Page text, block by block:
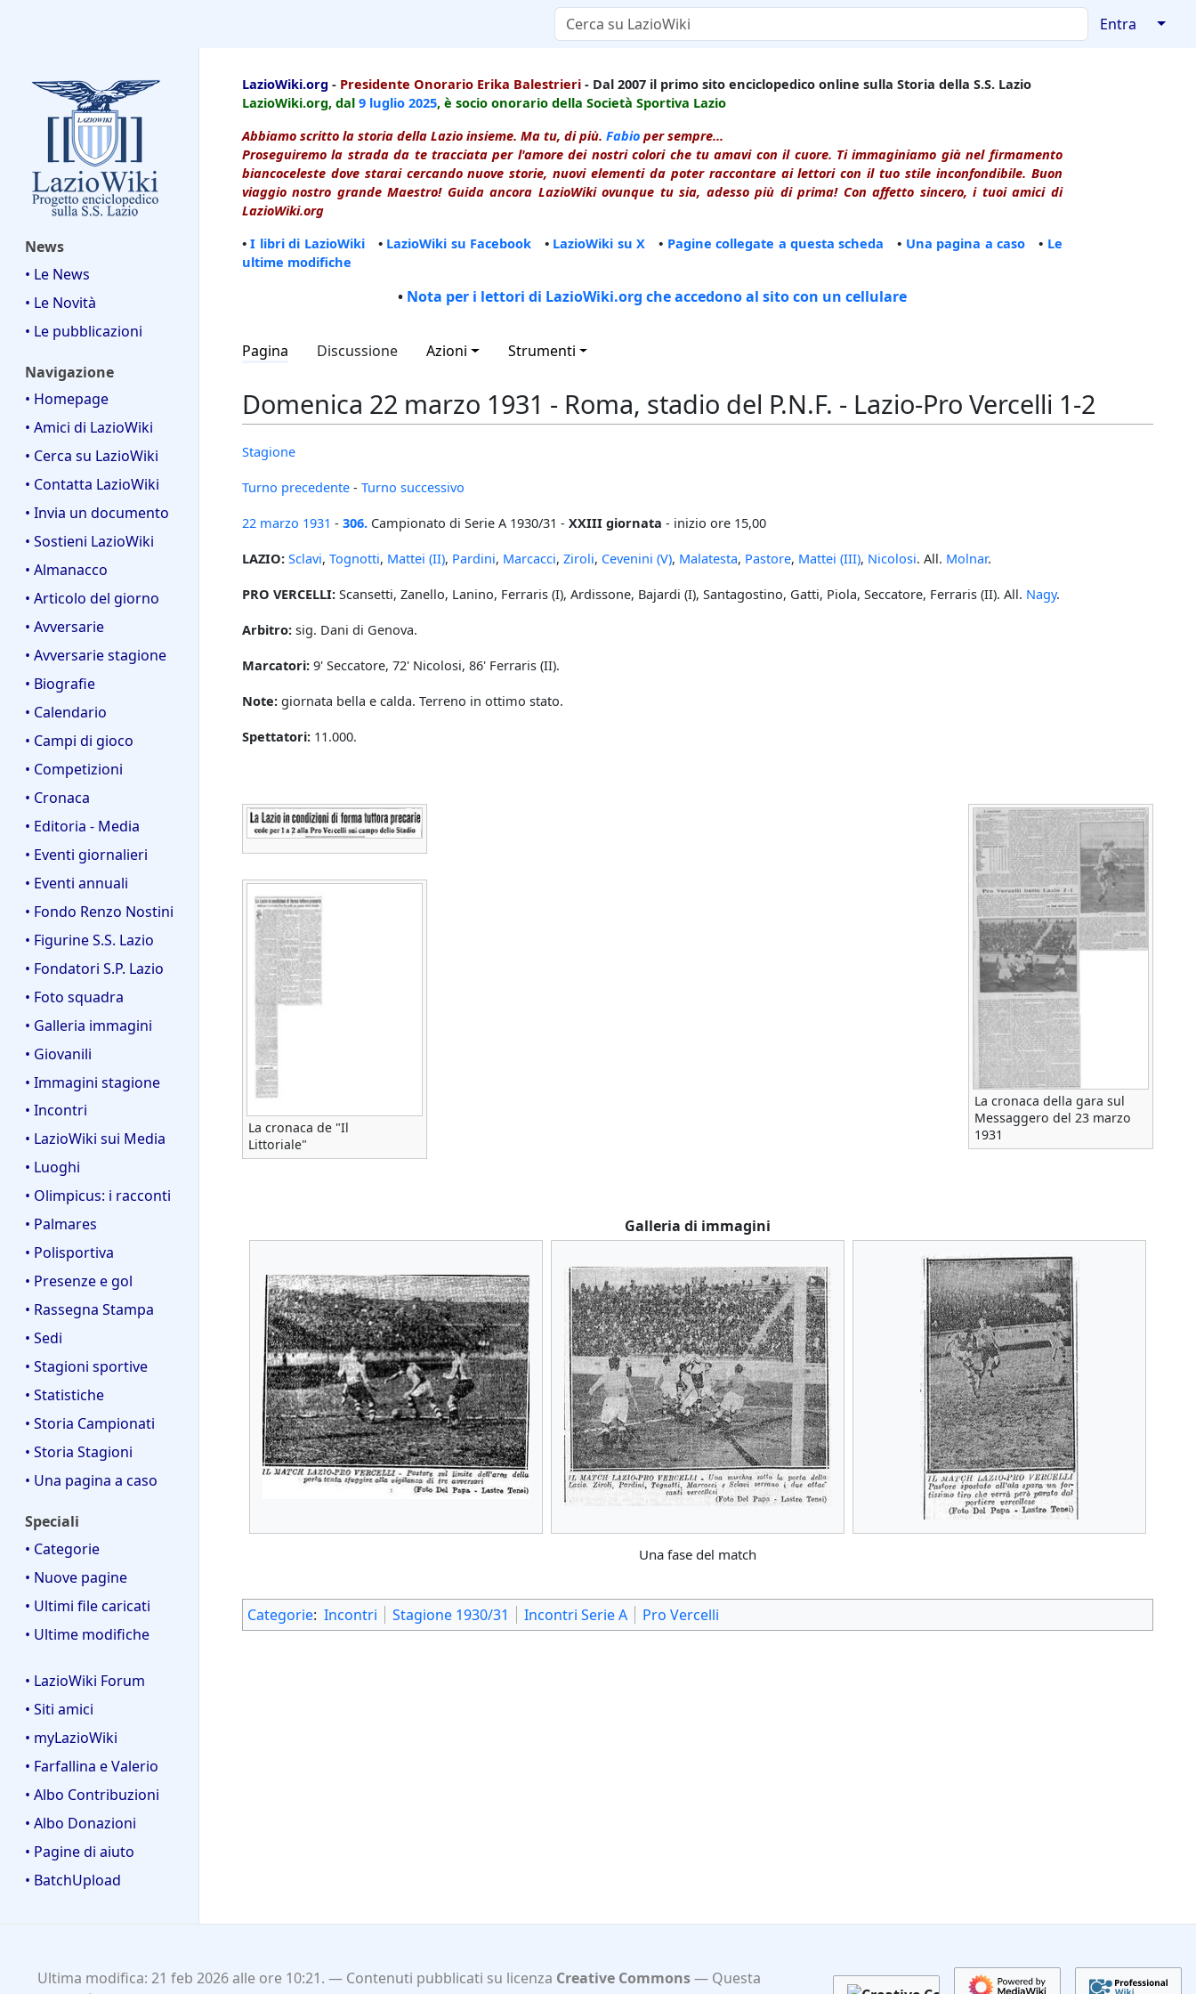
Entra ↓
News
• Le News
• Le Novità
• Le pubblicazioni
Navigazione
• Homepage
• Amici di LazioWiki
• Cerca su LazioWiki
• Contatta LazioWiki
• Invia un documento
• Sostieni LazioWiki
• Almanacco
• Articolo del giorno
• Avversarie
• Avversarie stagione
• Biografie
• Calendario
• Campi di gioco
• Competizioni
• Cronaca
• Editoria - Media
• Eventi giornalieri
• Eventi annuali
• Fondo Renzo Nostini
• Figurine S.S. Lazio
• Fondatori S.P. Lazio
• Foto squadra
• Galleria immagini
• Giovanili
• Immagini stagione
• Incontri
• LazioWiki sui Media
• Luoghi
• Olimpicus: i racconti
• Palmares
• Polisportiva
• Presenze e gol
• Rassegna Stampa
• Sedi
• Stagioni sportive
• Statistiche
• Storia Campionati
• Storia Stagioni
• Una pagina a caso
Speciali
• Categorie
• Nuove pagine
• Ultimi file caricati
• Ultime modifiche
• LazioWiki Forum
• Siti amici
• myLazioWiki
• Farfallina e Valerio
• Albo Contribuzioni
• Albo Donazioni
• Pagine di aiuto
• BatchUpload
LazioWiki.org - Presidente Onorario Erika Balestrieri - Dal 2007 il primo sito enciclopedico online sulla Storia della S.S. Lazio
LazioWiki.org, dal 9 luglio 2025, è socio onorario della Società Sportiva Lazio
Abbiamo scritto la storia della Lazio insieme. Ma tu, di più. Fabio per sempre...
Proseguiremo la strada da te tracciata per l'amore dei nostri colori che tu amavi con il cuore. Ti immaginiamo già nel firmamento
biancoceleste dove starai cercando nuove storie, nuovi elementi da poter raccontare ai lettori con il tuo stile inconfondibile. Buon
viaggio nostro grande Maestro! Guida ancora LazioWiki ovunque tu sia, adesso più di prima! Con affetto sincero, i tuoi amici di
LazioWiki.org
•I libri di LazioWiki• LazioWiki su Facebook • LazioWiki su X • Pagine collegate a questa scheda • Una pagina a caso • Le
ultime modifiche
• Nota per i lettori di LazioWiki.org che accedono al sito con un cellulare
Pagina Discussione Azioni Strumenti
Domenica 22 marzo 1931 - Roma, stadio del P.N.F. - Lazio-Pro Vercelli 1-2
Stagione
Turno precedente - Turno successivo
22 marzo 1931 - 306. Campionato di Serie A 1930/31 - XXIII giornata - inizio ore 15,00
LAZIO: Sclavi, Tognotti, Mattei (II), Pardini, Marcacci, Ziroli, Cevenini (V), Malatesta, Pastore, Mattei (III), Nicolosi. All. Molnar.
PRO VERCELLI: Scansetti, Zanello, Lanino, Ferraris (I), Ardissone, Bajardi (I), Santagostino, Gatti, Piola, Seccatore, Ferraris (II). All. Nagy.
Arbitro: sig. Dani di Genova.
Marcatori: 9' Seccatore, 72' Nicolosi, 86' Ferraris (II).
Note: giornata bella e calda. Terreno in ottimo stato.
Spettatori: 11.000.
La cronaca della gara sul
Messaggero del 23 marzo
1931
La cronaca de "Il
Littoriale"
Galleria di immagini
Una fase del match
Categorie: Incontri Stagione 1930/31 Incontri Serie A Pro Vercelli
Ultima modifica: 21 feb 2026 alle ore 10:21. Contenuti pubblicati su licenza Creative Commons
Questa